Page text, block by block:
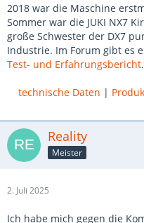
2018 war die Maschine
Sommer war die JUKI NX7
große Schwester der DX7
Industrie. Im Forum gibt es
Test- und Erfahrungsbericht.
technische Daten |
Reality
Meister
2. Juli 2025
Ich habe mich gegen die